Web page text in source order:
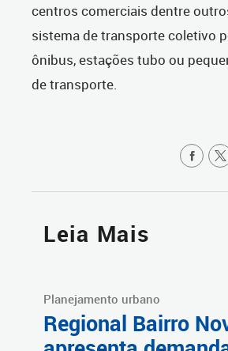
centros comerciais dentre
sistema de transporte coletivo
ônibus, estações tubo ou
de transporte.
Leia Mais
Planejamento urbano
Regional Bairro